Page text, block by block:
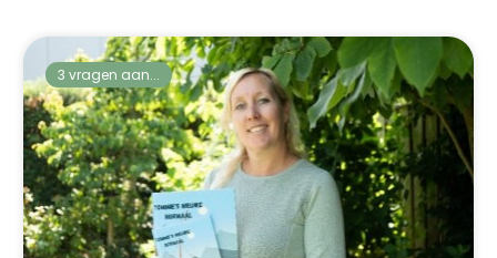
3 vragen aan...